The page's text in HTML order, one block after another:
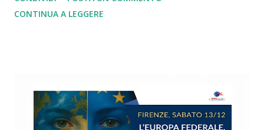
dazi imposti da Trump e subiti senza una reazione
adeguata. Altrettanto si può dire di tutti i nodi irrisolti
di genere, generazionali e territoriali fuori controllo. Su
tutte le sfide più drammatiche l’Unione Europea arranca e
CONTINUA A LEGGERE